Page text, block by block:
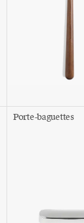
Porte-baguettes